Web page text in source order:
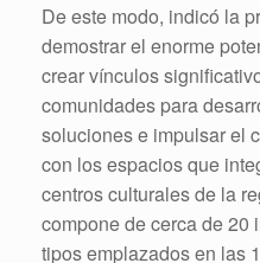
De este modo, indicó la
demostrar el enorme
crear vínculos
comunidades para
soluciones e impulsar el
con los espacios que
centros culturales de la
compone de cerca de 20
tipos emplazados en las